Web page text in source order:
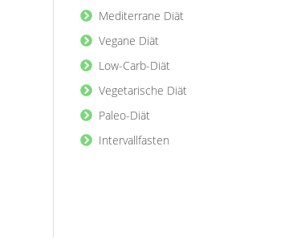
Mediterrane Diät
Vegane Diät
Low-Carb-Diät
Vegetarische Diät
Paleo-Diät
Intervallfasten